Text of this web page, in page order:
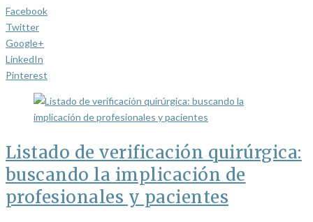
Facebook
Twitter
Google+
LinkedIn
Pinterest
Listado de verificación quirúrgica:
buscando la implicación de
profesionales y pacientes